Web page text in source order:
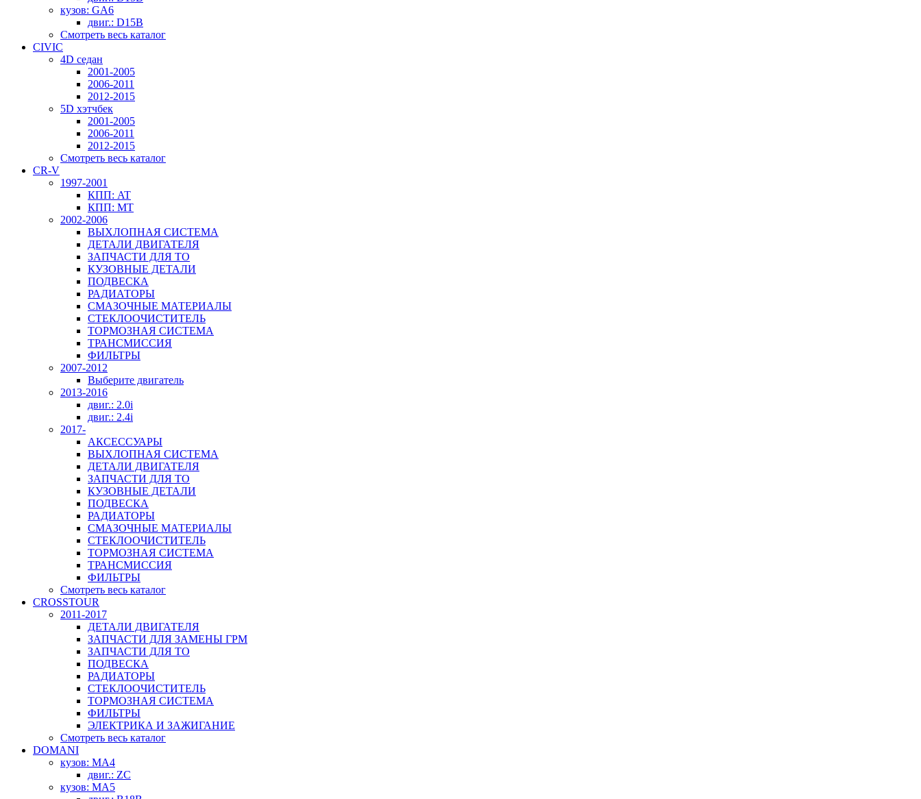
кузов: GA6
двиг.: D15B
Смотреть весь каталог
CIVIC
4D седан
2001-2005
2006-2011
2012-2015
5D хэтчбек
2001-2005
2006-2011
2012-2015
Смотреть весь каталог
CR-V
1997-2001
КПП: AT
КПП: MT
2002-2006
ВЫХЛОПНАЯ СИСТЕМА
ДЕТАЛИ ДВИГАТЕЛЯ
ЗАПЧАСТИ ДЛЯ ТО
КУЗОВНЫЕ ДЕТАЛИ
ПОДВЕСКА
РАДИАТОРЫ
СМАЗОЧНЫЕ МАТЕРИАЛЫ
СТЕКЛООЧИСТИТЕЛЬ
ТОРМОЗНАЯ СИСТЕМА
ТРАНСМИССИЯ
ФИЛЬТРЫ
2007-2012
Выберите двигатель
2013-2016
двиг.: 2.0i
двиг.: 2.4i
2017-
АКСЕССУАРЫ
ВЫХЛОПНАЯ СИСТЕМА
ДЕТАЛИ ДВИГАТЕЛЯ
ЗАПЧАСТИ ДЛЯ ТО
КУЗОВНЫЕ ДЕТАЛИ
ПОДВЕСКА
РАДИАТОРЫ
СМАЗОЧНЫЕ МАТЕРИАЛЫ
СТЕКЛООЧИСТИТЕЛЬ
ТОРМОЗНАЯ СИСТЕМА
ТРАНСМИССИЯ
ФИЛЬТРЫ
Смотреть весь каталог
CROSSTOUR
2011-2017
ДЕТАЛИ ДВИГАТЕЛЯ
ЗАПЧАСТИ ДЛЯ ЗАМЕНЫ ГРМ
ЗАПЧАСТИ ДЛЯ ТО
ПОДВЕСКА
РАДИАТОРЫ
СТЕКЛООЧИСТИТЕЛЬ
ТОРМОЗНАЯ СИСТЕМА
ФИЛЬТРЫ
ЭЛЕКТРИКА И ЗАЖИГАНИЕ
Смотреть весь каталог
DOMANI
кузов: MA4
двиг.: ZC
кузов: MA5